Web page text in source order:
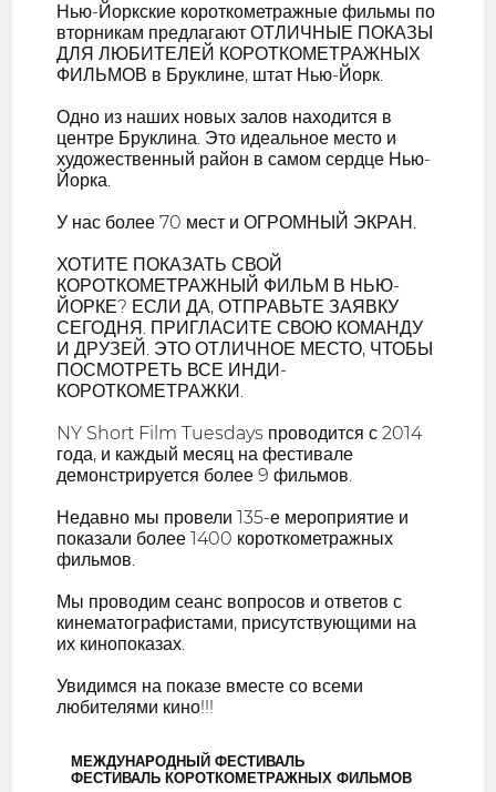
Нью-Йоркские короткометражные фильмы по
вторникам предлагают ОТЛИЧНЫЕ ПОКАЗЫ
ДЛЯ ЛЮБИТЕЛЕЙ КОРОТКОМЕТРАЖНЫХ
ФИЛЬМОВ в Бруклине, штат Нью-Йорк.
Одно из наших новых залов находится в
центре Бруклина. Это идеальное место и
художественный район в самом сердце Нью-
Йорка.
У нас более 70 мест и ОГРОМНЫЙ ЭКРАН.
ХОТИТЕ ПОКАЗАТЬ СВОЙ
КОРОТКОМЕТРАЖНЫЙ ФИЛЬМ В НЬЮ-
ЙОРКЕ? ЕСЛИ ДА, ОТПРАВЬТЕ ЗАЯВКУ
СЕГОДНЯ. ПРИГЛАСИТЕ СВОЮ КОМАНДУ
И ДРУЗЕЙ. ЭТО ОТЛИЧНОЕ МЕСТО, ЧТОБЫ
ПОСМОТРЕТЬ ВСЕ ИНДИ-
КОРОТКОМЕТРАЖКИ.
NY Short Film Tuesdays проводится с 2014
года, и каждый месяц на фестивале
демонстрируется более 9 фильмов.
Недавно мы провели 135-е мероприятие и
показали более 1400 короткометражных
фильмов.
Мы проводим сеанс вопросов и ответов с
кинематографистами, присутствующими на
их кинопоказах.
Увидимся на показе вместе со всеми
любителями кино!!!
МЕЖДУНАРОДНЫЙ ФЕСТИВАЛЬ
ФЕСТИВАЛЬ КОРОТКОМЕТРАЖНЫХ ФИЛЬМОВ